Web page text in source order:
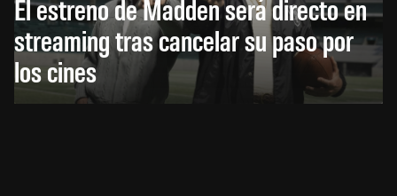
El estreno de Madden será directo en
streaming tras cancelar su paso por
los cines